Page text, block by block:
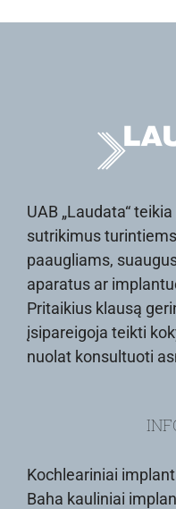
UAB „Laudata“
sutrikimus
paaugliams,
aparatus ar
Pritaikius klausą
įsipareigoja teikti
nuolat konsultuoti
Kochleariniai
Baha kauliniai